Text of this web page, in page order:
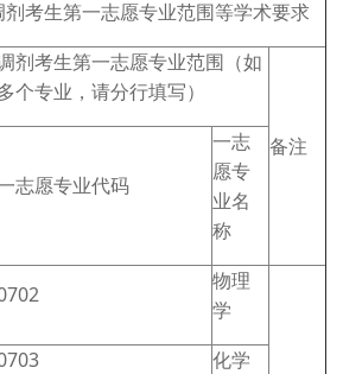
考生第一志愿专业范围等学术要求
剂考生第一志愿专业范围（如
个专业，请分行填写）
备注
志愿专业代码
一志
愿专
业名
称
物理
学
化学